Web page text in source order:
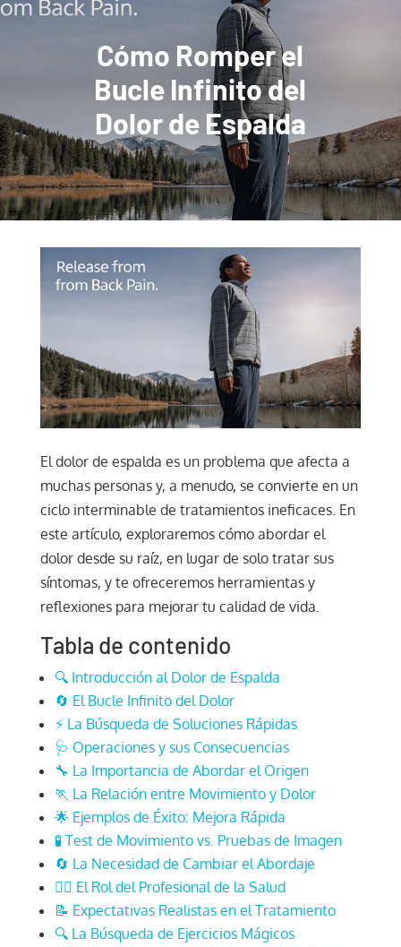
Cómo Romper el
Bucle Infinito del
Dolor de Espalda
El dolor de espalda es un problema que afecta a
muchas personas y, a menudo, se convierte en un
ciclo interminable de tratamientos ineficaces. En
este artículo, exploraremos cómo abordar el
dolor desde su raíz, en lugar de solo tratar sus
síntomas, y te ofreceremos herramientas y
reflexiones para mejorar tu calidad de vida.
Tabla de contenido
🔍 Introducción al Dolor de Espalda
🔄 El Bucle Infinito del Dolor
⚡ La Búsqueda de Soluciones Rápidas
🩺 Operaciones y sus Consecuencias
🔧 La Importancia de Abordar el Origen
🏃 La Relación entre Movimiento y Dolor
🌟 Ejemplos de Éxito: Mejora Rápida
🧪 Test de Movimiento vs. Pruebas de Imagen
🔄 La Necesidad de Cambiar el Abordaje
👩‍⚕️ El Rol del Profesional de la Salud
📝 Expectativas Realistas en el Tratamiento
🔍 La Búsqueda de Ejercicios Mágicos